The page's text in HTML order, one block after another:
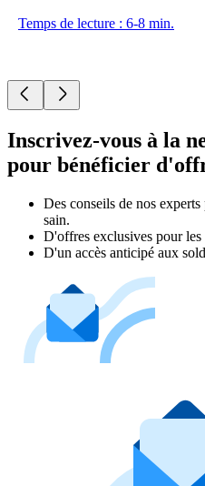
Temps de lecture : 6-8 min.
Inscrivez-vous à la
pour bénéficier
Des conseils de nos
sain.
D'offres exclusives pour les
D'un accès anticipé aux